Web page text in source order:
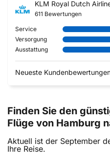
KLM Royal Dutch
611 Bewertungen
Service
Versorgung
Ausstattung
Neueste
Finden Sie den
Flüge von Hamburg
Aktuell ist der September
Ihre Reise.